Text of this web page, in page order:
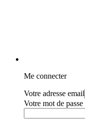
Me connecter
Votre adresse email
Votre mot de passe